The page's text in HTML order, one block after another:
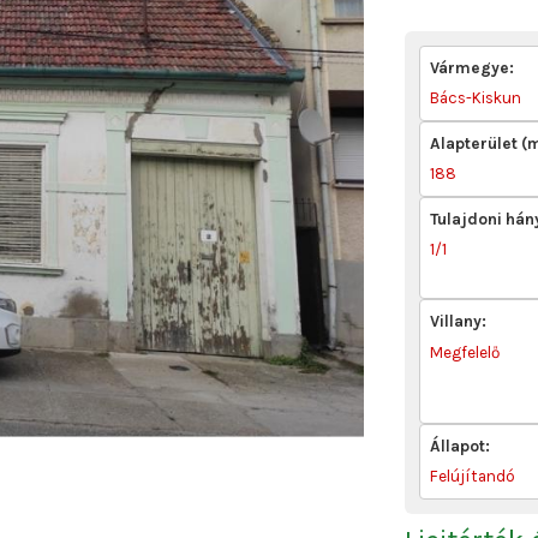
Vármegye:
Bács-Kiskun
Alapterület
188
Tulajdoni
1/1
Villany:
Megfelelő
Állapot:
Felújítandó